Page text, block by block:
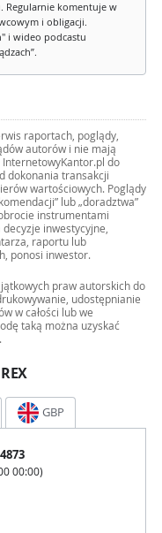
Regularnie komentuje w
i obligacji.
i wideo podcastu
raportach, poglądy,
autorów i nie mają
do
dokonania transakcji
wartościowych. Poglądy
lub „doradztwa”
instrumentami
inwestycyjne,
raportu lub
ponosi inwestor.
praw autorskich do
udostępnianie
w całości lub we
taką można uzyskać
.
GBP
00:00)